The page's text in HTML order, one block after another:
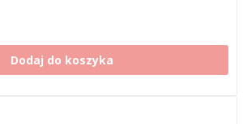
Dodaj do koszyka